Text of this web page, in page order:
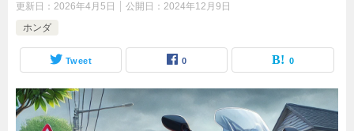
更新日： 2026年4月5日 公開日： 2024年12月9日
ホンダ
Tweet 0 0